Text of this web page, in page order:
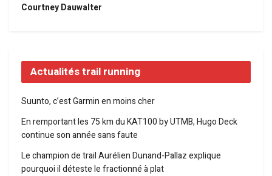
Courtney Dauwalter
Actualités trail running
Suunto, c’est Garmin en moins cher
En remportant les 75 km du KAT100 by UTMB, Hugo Deck
continue son année sans faute
Le champion de trail Aurélien Dunand-Pallaz explique
pourquoi il déteste le fractionné à plat